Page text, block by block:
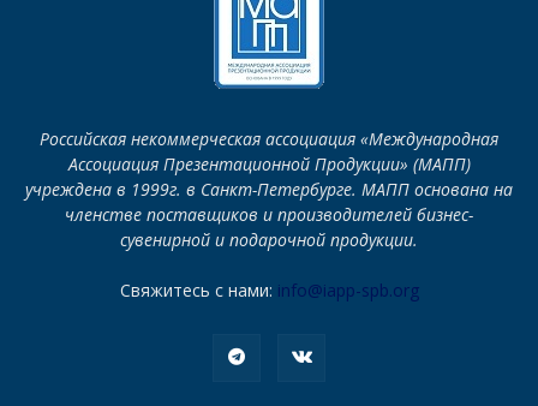
Российская некоммерческая ассоциация «Международная
Ассоциация Презентационной Продукции» (МАПП)
учреждена в 1999г. в Санкт-Петербурге. МАПП основана на
членстве поставщиков и производителей бизнес-
сувенирной и подарочной продукции.
Свяжитесь с нами: info@iapp-spb.org